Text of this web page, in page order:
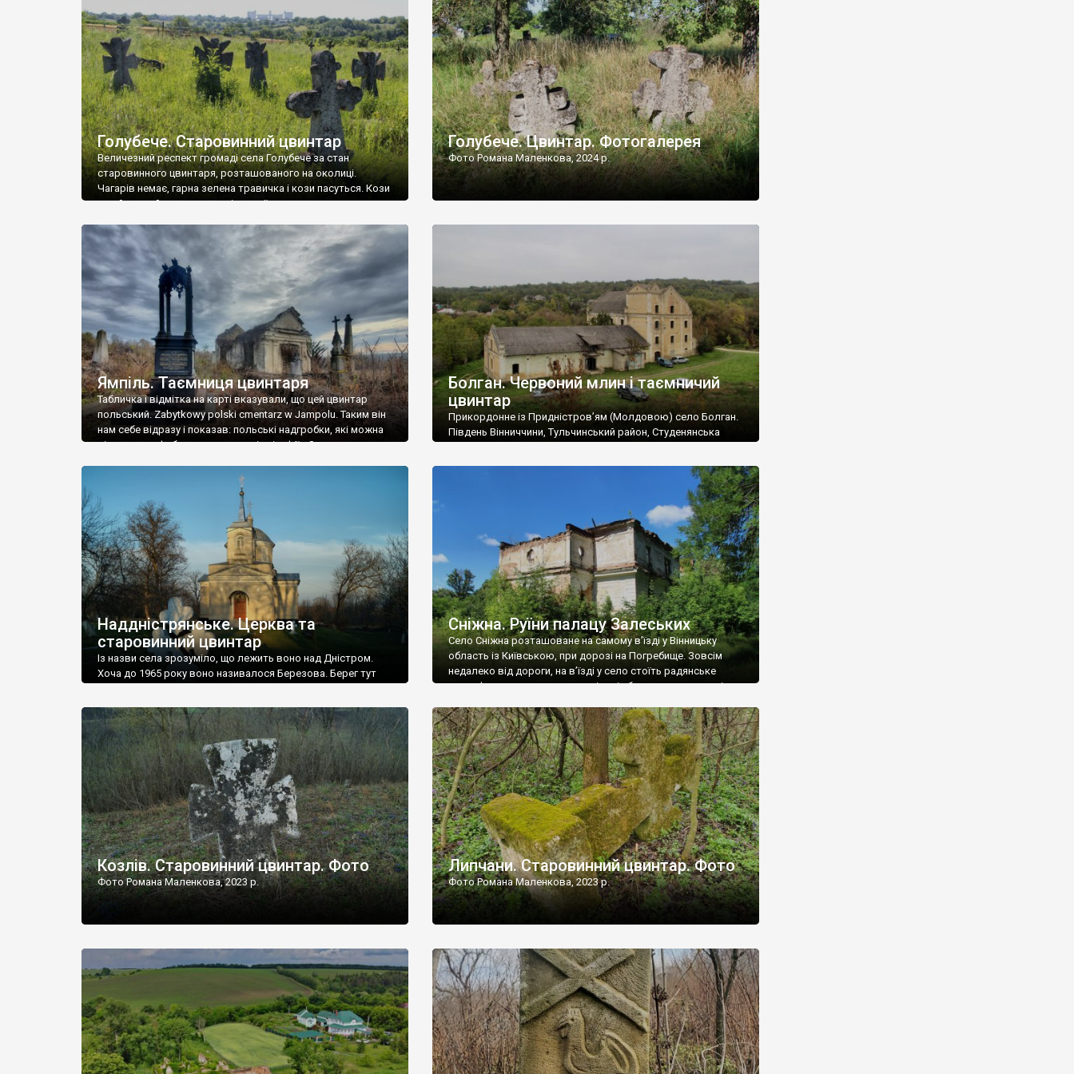
[…]
Голубече. Старовинний цвинтар
Величезний респект громаді села Голубече за стан
старовинного цвинтаря, розташованого на околиці.
Чагарів немає, гарна зелена травичка і кози пасуться. Кози
– найкращий регулятор шкідливої, для старих кладовищ,
бруньками, кози ті бруньки обгризають, бо то улюблений
делікатес. На цвинтарі у Голубечому ціла колекція
різноманітних форм хрестів. Село відносно невелике, […]
Голубече. Цвинтар. Фотогалерея
Фото Романа Маленкова, 2024 р.
Ямпіль. Таємниця цвинтаря
Табличка і відмітка на карті вказували, що цей цвинтар
польський. Zabytkowy polski cmentarz w Jampolu. Таким він
нам себе відразу і показав: польські надгробки, які можна
віднести до фабричних, польські епітафії… Загалом цвинтар
виявилося більше семи гектарів. Перше враження про
абсолютну звичайність польського цвинтаря виявилося
оманливим – […]
Болган. Червоний млин і таємничий
цвинтар
Прикордонне із Придністров’ям (Молдовою) село Болган.
Південь Вінниччини, Тульчинський район, Студенянська
старовинний цвинтар із кам’яними хрестами. Всі епітафії, які
збереглися, написані кирилицею, церковнослов’янською
мовою. За всіма традиційними ознаками – цвинтар
український. Хрести датуються 19 століттям. У 1924-1940
роках Болган […]
Наддністрянське. Церква та
старовинний цвинтар
Із назви села зрозуміло, що лежить воно над Дністром.
Хоча до 1965 року воно називалося Березова. Берег тут
Наддністрянське відрізняється від більшості навколишніх
сіл. У селі є мурована Михайлівська церква. Точної дати […]
Сніжна. Руїни палацу Залеських
Село Сніжна розташоване на самому в’їзді у Вінницьку
область із Київською, при дорозі на Погребище. Зовсім
недалеко від дороги, на в’їзді у село стоїть радянське
рельєфне пано, яке показує жінку і яблуню, а трохи далі,
дороги їх не видно, але видно дві стареньких колії у траві –
[…]
Козлів. Старовинний цвинтар. Фото
Фото Романа Маленкова, 2023 р.
Липчани. Старовинний цвинтар. Фото
Фото Романа Маленкова, 2023 р.